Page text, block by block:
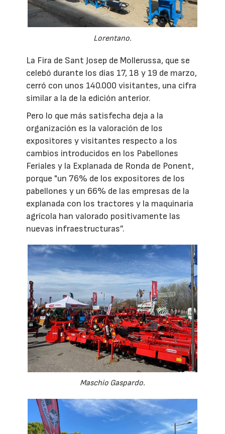
Lorentano.
La Fira de Sant Josep de Mollerussa, que se
celebó durante los días 17, 18 y 19 de marzo,
cerró con unos 140.000 visitantes, una cifra
similar a la de la edición anterior.
Pero lo que más satisfecha deja a la
organización es la valoración de los
expositores y visitantes respecto a los
cambios introducidos en los Pabellones
Feriales y la Explanada de Ronda de Ponent,
porque "un 76% de los expositores de los
pabellones y un 66% de las empresas de la
explanada con los tractores y la maquinaria
agrícola han valorado positivamente las
nuevas infraestructuras”.
Maschio Gaspardo.